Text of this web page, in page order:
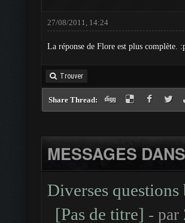
27/08/2011, 14:24
La réponse de Flore est plus complète.
Trouver
Share Thread:
MESSAGES
Diverses
[Pas de titre] - par